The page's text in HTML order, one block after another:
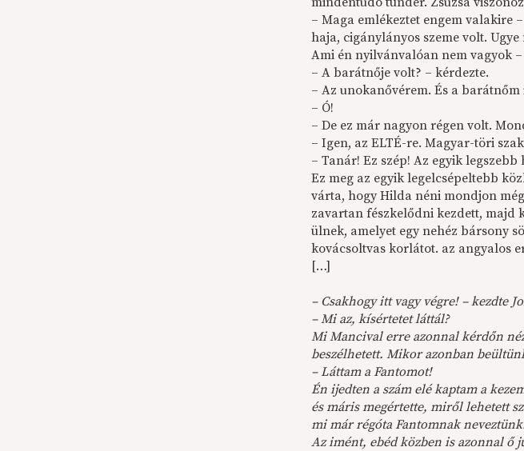
– Maga emlékeztet engem valakire
haja, cigánylányos szeme volt.
Ami én nyilvánvalóan nem vagyok
– A barátnője volt? – kérdezte.
– Az unokanővérem. És a
– Ó!
– De ez már nagyon régen volt.
– Igen, az ELTÉ-re. Magyar-töri
– Tanár! Ez szép! Az egyik legszebb
Ez meg az egyik legelcsépeltebb
várta, hogy Hilda néni mondjon
zavartan fészkelődni kezdett, majd
ülnek, amelyet egy nehéz bársony
kovácsoltvas korlátot. az angyalos
[…]
– Csakhogy itt vagy végre! – kezdte
– Mi az, kísértetet láttál?
Mi Mancival erre azonnal kérdőn
beszélhetett. Mikor azonban
– Láttam a Fantomot!
Én ijedten a szám elé kaptam a
és máris megértette, miről lehetett
mi már régóta Fantomnak
Az imént, ebéd közben is azonnal ő